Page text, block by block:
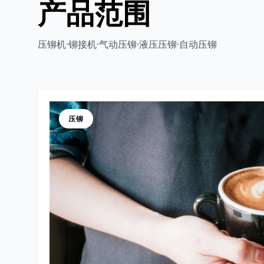
产品范围
压铆机·铆接机·气动压铆·液压压铆·自动压铆
压铆